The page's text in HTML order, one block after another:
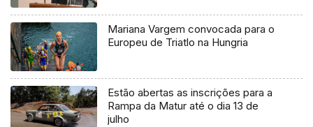
Mariana Vargem convocada para o
Europeu de Triatlo na Hungria
Estão abertas as inscrições para a
Rampa da Matur até o dia 13 de
julho